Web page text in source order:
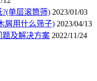
单层滚筒筛) 2023/01/03
屑用什么筛子) 2023/04/13
题及解决方案 2022/11/24